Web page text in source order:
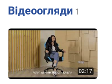
Відеоогляди 1